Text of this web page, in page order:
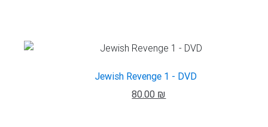
Jewish Revenge 1 - DVD
80.00 ₪